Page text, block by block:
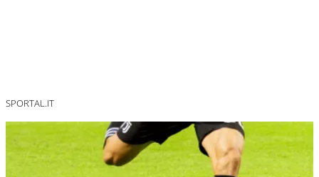
SPORTAL.IT